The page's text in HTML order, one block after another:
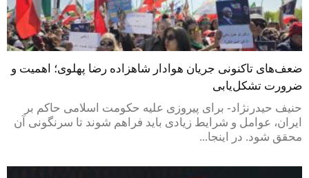
ضعف‌های تاکنونی جریان هوادار شاهزاده رضا پهلوی؛ اهمیت و
ضرورت تشکل‌یابی
حنیف حیدرنژاد- برای پیروزی علیه حکومت اسلامی حاکم بر
ایران، عوامل و شرایط زیادی باید فراهم شوند تا سرنگونی آن
محقق شود. در اینجا...